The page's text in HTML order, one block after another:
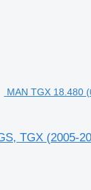
MAN TGX 18.480
TGX (2005-